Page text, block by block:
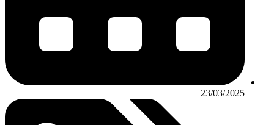
23/03/2025